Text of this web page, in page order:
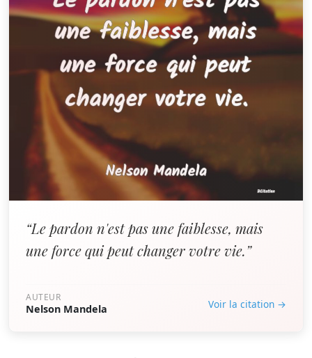
“Le pardon n'est pas une faiblesse, mais
une force qui peut changer votre vie.”
AUTEUR
Nelson Mandela Voir la citation →